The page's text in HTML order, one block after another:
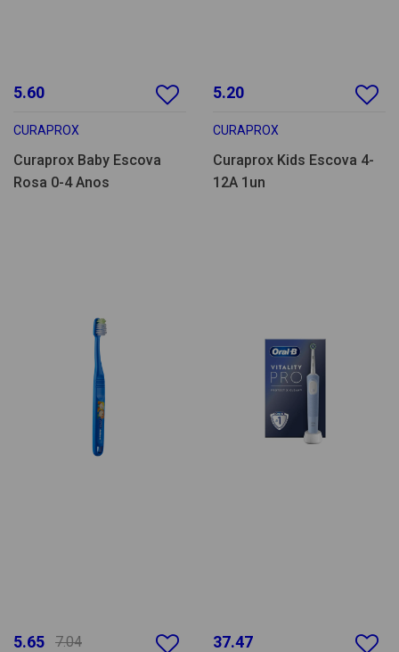
5.60
CURAPROX
Curaprox Baby Escova
Rosa 0-4 Anos
5.20
CURAPROX
Curaprox Kids Escova 4-
12A 1un
5.65 7.04 37.47